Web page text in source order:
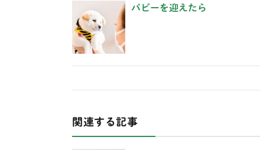
パピーを迎えたら
関連する記事